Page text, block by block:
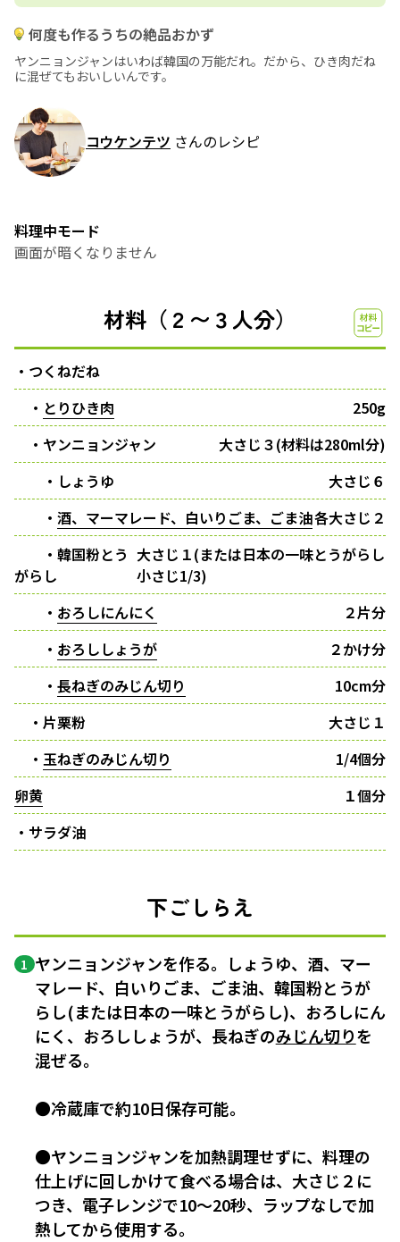
何度も作るうちの絶品おかず
ヤンニョンジャンはいわば韓国の万能だれ。だから、ひき肉だね
に混ぜてもおいしいんです。
コウケンテツ さんのレシピ
料理中モード
画面が暗くなりません
材料（２〜３人分）
・つくねだね
・ とりひき肉
250g
・ヤンニョンジャン
大さじ３(材料は280ml分)
・しょうゆ
大さじ６
・ 酒、マーマレード、白いりごま、ごま油各大さじ２
・韓国粉とう
がらし
大さじ１(または日本の一味とうがらし
小さじ1/3)
・ おろしにんにく
２片分
・ おろししょうが
２かけ分
・ 長ねぎのみじん切り
10cm分
・片栗粉
大さじ１
・ 玉ねぎのみじん切り
1/4個分
卵黄
１個分
・サラダ油
下ごしらえ
1 ヤンニョンジャンを作る。しょうゆ、酒、マー
マレード、白いりごま、ごま油、韓国粉とうが
らし(または日本の一味とうがらし)、おろしにん
にく、おろししょうが、長ねぎのみじん切りを
混ぜる。
●冷蔵庫で約10日保存可能。
●ヤンニョンジャンを加熱調理せずに、料理の
仕上げに回しかけて食べる場合は、大さじ２に
つき、電子レンジで10〜20秒、ラップなしで加
熱してから使用する。